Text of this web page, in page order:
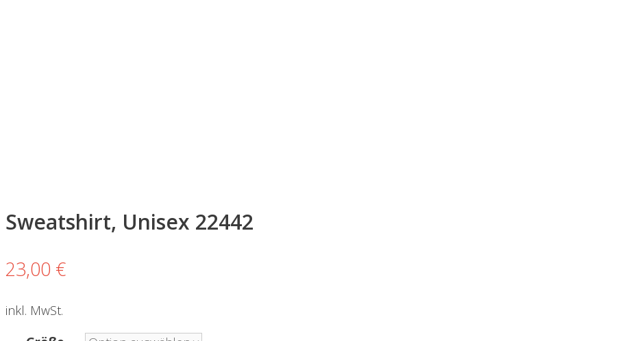
Sweatshirt, Unisex 22442
23,00 €
inkl. MwSt.